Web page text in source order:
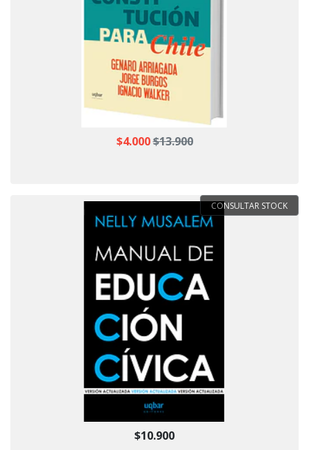
$4.000$13.900
$10.900
CONSULTAR STOCK